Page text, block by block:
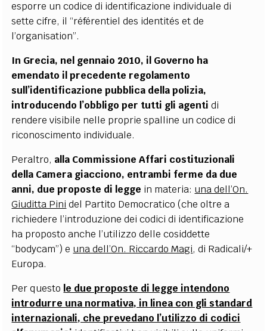
esporre un codice di identificazione individuale di
sette cifre, il “référentiel des identités et de
l’organisation”.
In Grecia, nel gennaio 2010, il Governo ha
emendato il precedente regolamento
sull’identificazione pubblica della polizia,
introducendo l’obbligo per tutti gli agentidi
rendere visibile nelle proprie spalline un codice di
riconoscimento individuale.
Peraltro, alla Commissione Affari costituzionali
della Camera giacciono, entrambi ferme da due
anni, due proposte di legge in materia: una dell’On.
Giuditta Pini del Partito Democratico (che oltre a
richiedere l’introduzione dei codici di identificazione
ha proposto anche l’utilizzo delle cosiddette
“bodycam”) e una dell’On. Riccardo Magi, di Radicali/+
Europa.
Per questo le due proposte di legge intendono
introdurre una normativa, in linea con gli standard
internazionali, che prevedano l’utilizzo di codici